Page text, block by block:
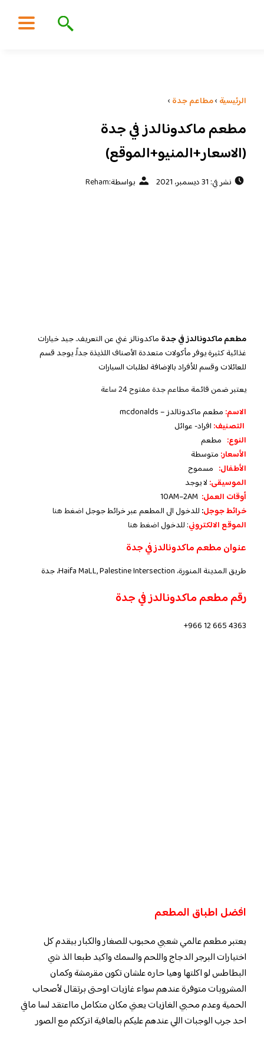
الرئيسية ›مطاعم جدة ›
مطعم ماكدونالدز في جدة
(الاسعار+المنيو+الموقع)
نشر في: 31 ديسمبر، 2021 بواسطة:Reham
مطعم ماكدونالدز في جدة ماكدونالز غني عن التعريف.. جيد خيارات
غذائية كثيرة يوفر مأكولات متعددة الأصناف اللذيذة جداً. يوجد قسم
للعائلات وقسم للأفراد بالإضافة لطلبات السيارات
يعتبر ضمن قائمة مطاعم جدة مفتوح 24 ساعة
الاسم: مطعم ماكدونالدز – mcdonalds
التصنيف: افراد- عوائل
النوع: مطعم
الأسعار: متوسطة
الأطفال: مسموح
الموسيقى: لا يوجد
أوقات العمل:
خرائط جوجل: للدخول الى المطعم عبر خرائط جوجل اضغط هنا
الموقع الالكتروني: للدخولاضغط هنا
عنوان مطعم ماكدونالدز في جدة
طريق المدينة المنورة، Haifa MaLL, Palestine Intersection، جدة
رقم مطعم ماكدونالدز في جدة
افضل اطباق المطعم
يعتبر مطعم عالمي شعبي محبوب للصغار والكبار بيقدم كل
اختيارات البرجر الدجاج واللحم والسمك واكيد طبعا الذ شي
البطاطس لو اكلتها وهيا حاره علشان تكون مقرمشة وكمان
المشروبات متوفرة عندهم سواء غازيات اوحتى برتقال لأصحاب
الحمية وعدم محبي الغازيات يعني مكان متكامل مااعتقد لسا مافي
احد جرب الوجبات اللي عندهم عليكم بالعافية اترككم مع الصور